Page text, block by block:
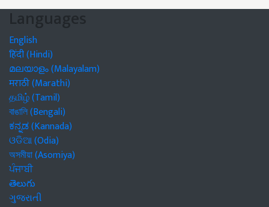
Languages
English
हिंदी (Hindi)
മലയാളം (Malayalam)
मराठी (Marathi)
தமிழ் (Tamil)
বাঙালি (Bengali)
ಕನ್ನಡ (Kannada)
ଓଡିଆ (Odia)
অসমীয়া (Asomiya)
ਪੰਜਾਬੀ
తెలుగు
ગુજરાતી